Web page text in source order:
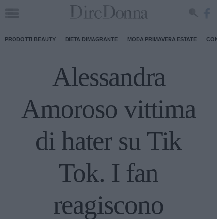
PRODOTTI BEAUTY DIETA DIMAGRANTE MODA PRIMAVERA ESTATE
Alessandra
Amoroso vittima
di hater su Tik
Tok. I fan
reagiscono